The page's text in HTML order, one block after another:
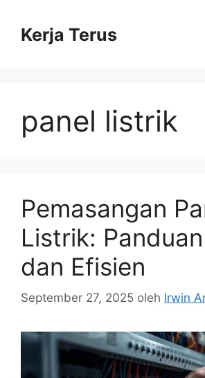
Kerja Terus
panel listrik
Pemasangan
Listrik:
dan Efisien
September 27, 2025 oleh Irwin